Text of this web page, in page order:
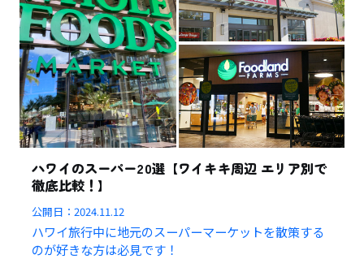
ハワイのスーパー20選【ワイキキ周辺 エリア別で
徹底比較！】
公開日：2024.11.12
ハワイ旅行中に地元のスーパーマーケットを散策する
のが好きな方は必見です！